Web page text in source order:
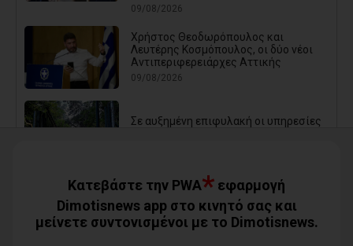
09/08/2026
Χρήστος Θεοδωρόπουλος και
Λευτέρης Κοσμόπουλος, οι δύο νέοι
Αντιπεριφερειάρχες Αττικής
09/08/2026
Σε αυξημένη επιφυλακή οι υπηρεσίες
Δωρεάν θαλάσσια μπάνια για όλα τα
Κατεβάστε την PWA* εφαρμογή
Dimotisnews app στο κινητό σας και
μείνετε συντονισμένοι με το Dimotisnews.